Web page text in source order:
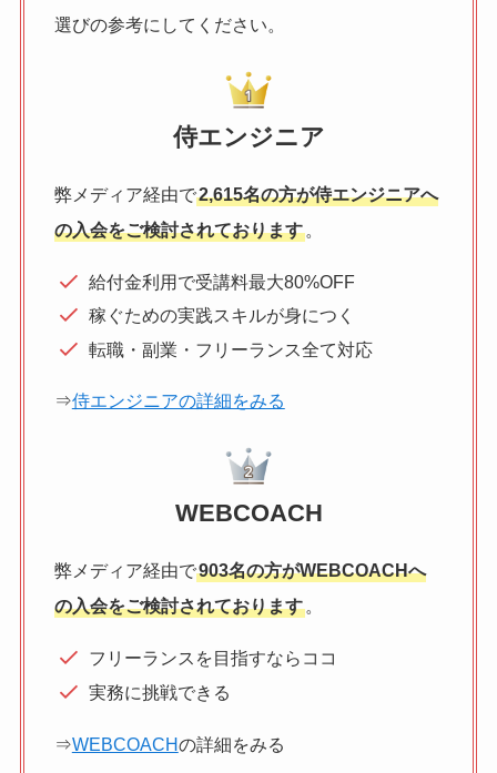
選びの参考にしてください。
侍エンジニア
弊メディア経由で2,615名の方が侍エンジニアへ
の入会をご検討されております。
給付金利用で受講料最大80%OFF
稼ぐための実践スキルが身につく
転職・副業・フリーランス全て対応
⇒侍エンジニアの詳細をみる
WEBCOACH
弊メディア経由で903名の方がWEBCOACHへ
の入会をご検討されております。
フリーランスを目指すならココ
実務に挑戦できる
⇒WEBCOACHの詳細をみる